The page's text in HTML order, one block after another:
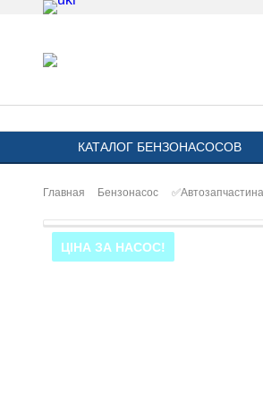
КАТАЛОГ БЕНЗОНАСОСОВ
Главная Бензонасос
ЦІНА ЗА НАСОС!